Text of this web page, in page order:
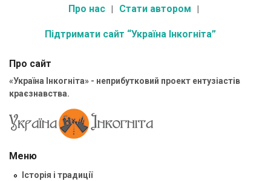
Про нас Стати автором
Підтримати сайт “Україна Інкогніта”
Про сайт
«Україна Інкогніта» - неприбутковий проект ентузіастів
краєзнавства.
Меню
Історія і традиції